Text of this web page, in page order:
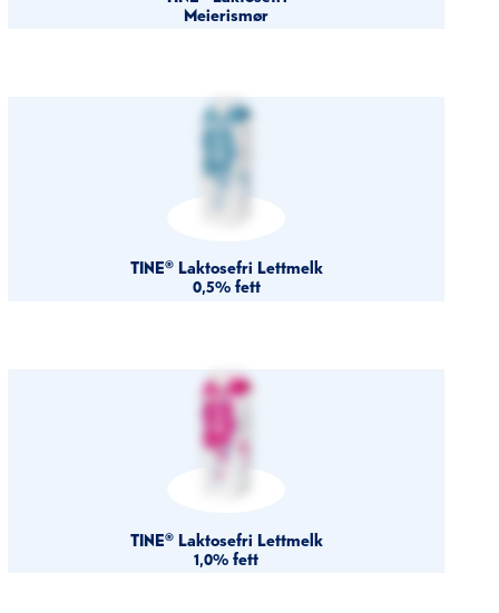
Meierismør
TINE® Laktosefri Lettmelk
0,5% fett
TINE® Laktosefri Lettmelk
1,0% fett